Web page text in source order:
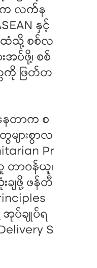
က လက်န
နှင့်
ထံသို့ စစ်လ
ပ်ဖို့၊ စစ်
ကို ဖြတ်တ
ေတာက စ
ျားစွာလ
Pr
တာဝန်ယူ၊
ျဖို့ ဖန်တီ
ပ်ချုပ်ရ
S